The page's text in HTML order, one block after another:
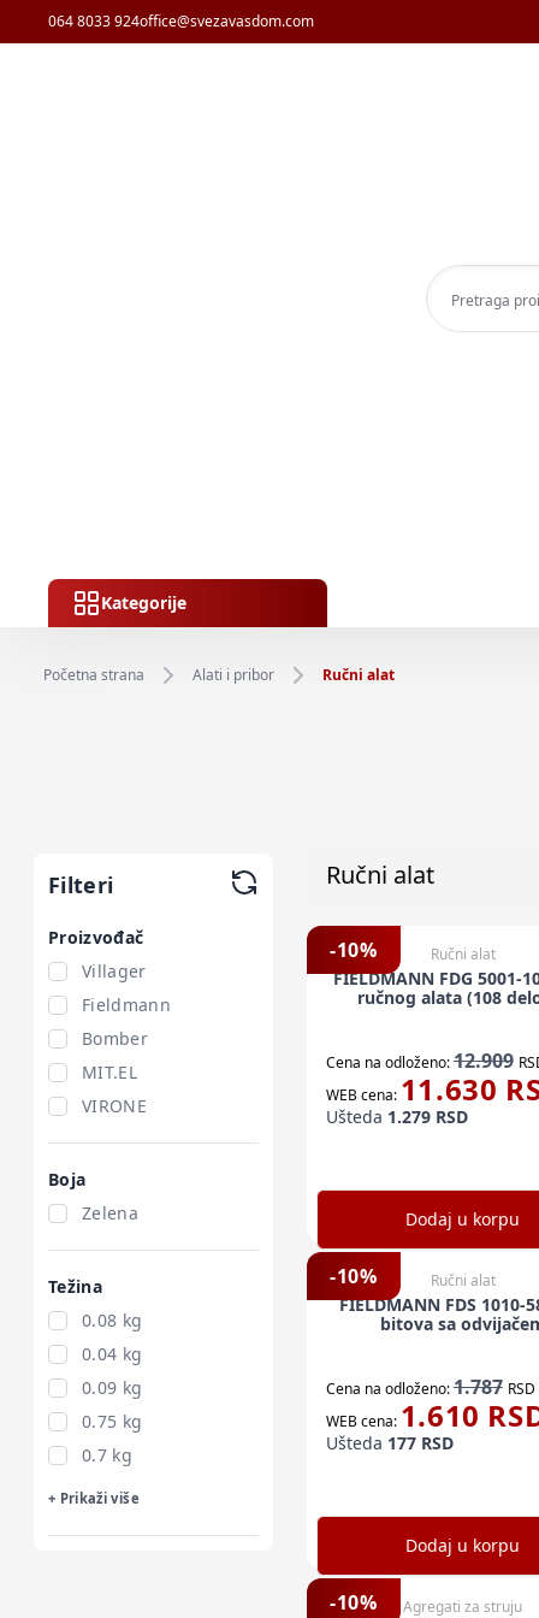
064 8033 924office@svezavasdom.com
Kategorije
Početna strana Alati i pribor Ručni alat
Filteri
Proizvođač
Villager
Fieldmann
Bomber
MIT.EL
VIRONE
Boja
Zelena
Težina
0.08 kg
0.04 kg
0.09 kg
0.75 kg
0.7 kg
+ Prikaži više
Ručni alat
-10% Ručni alat
FIELDMANN FDG 5001-
ručnog alata (108
Cena na odloženo:12.909
WEB cena: 11.630
Ušteda 1.279RSD
Dodaj u korpu
-10% Ručni alat
FIELDMANN FDS 1010-
bitova sa
Cena na odloženo:1.787 RSD
WEB cena: 1.610
Ušteda 177RSD
Dodaj u korpu
-10% Agregati za struju